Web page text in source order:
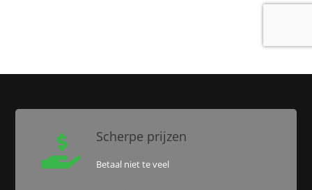
 Scherpe prijzen
Betaal niet te veel